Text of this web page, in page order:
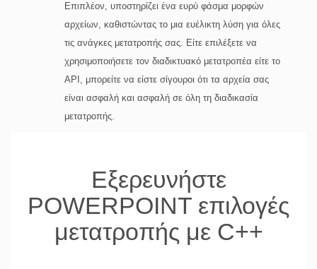
Επιπλέον, υποστηρίζει ένα ευρύ φάσμα μορφών
αρχείων, καθιστώντας το μια ευέλικτη λύση για όλες
τις ανάγκες μετατροπής σας. Είτε επιλέξετε να
χρησιμοποιήσετε τον διαδικτυακό μετατροπέα είτε το
API, μπορείτε να είστε σίγουροι ότι τα αρχεία σας
είναι ασφαλή και ασφαλή σε όλη τη διαδικασία
μετατροπής.
Εξερευνήστε
POWERPOINT επιλογές
μετατροπής με C++